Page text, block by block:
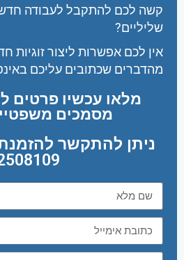
קשה לכם להתקבל לעבודה
שליליים?
אין לכם אפשרות ליצור
מהדברים שכתובים עליכם
מלאו עכשיו פרטים
מסמכים